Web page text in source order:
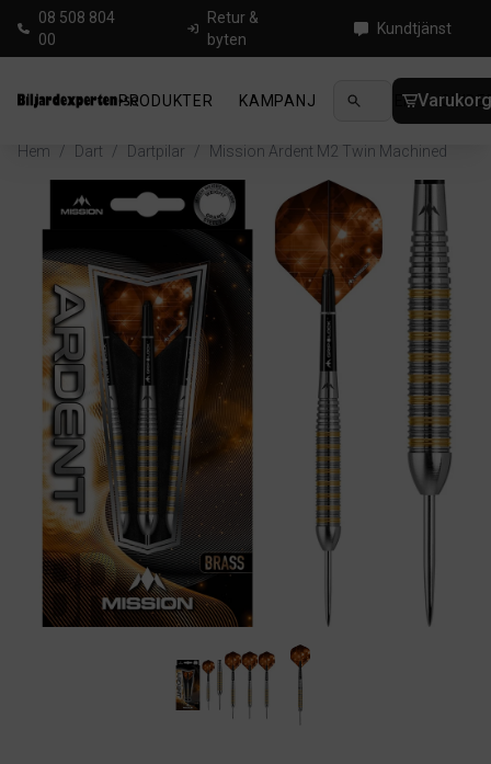
08 508 804
00
Retur &
byten
Kundtjänst
PRODUKTER KAMPANJ NYHETER
Hem / Dart / Dartpilar / Mission Ardent M2 Twin Machined